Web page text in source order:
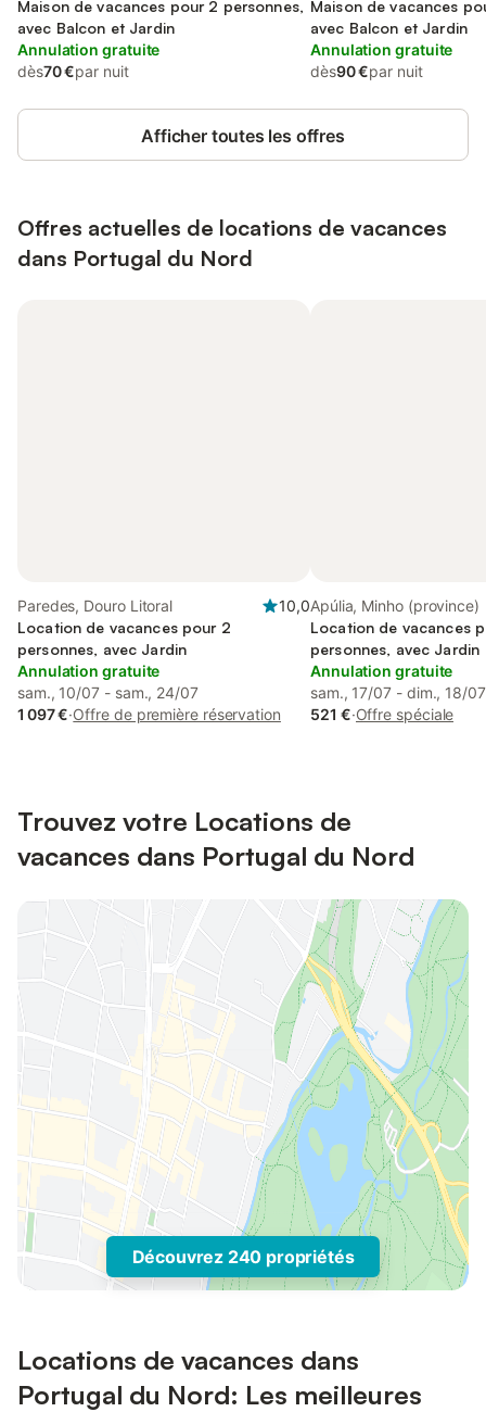
Biosphere Reserve, Gerês
Maison de vacances pour 2 personnes,
avec Balcon et Jardin
Annulation gratuite
dès70 €par nuit
(province)
Maison de vacances
avec Balcon et Jardin
Annulation gratuite
dès90 €par nuit
Afficher toutes les offres
Offres actuelles de locations de vacances
dans Portugal du Nord
Paredes, Douro Litoral
10,0
Location de vacances pour 2
personnes, avec Jardin
Annulation gratuite
sam., 10/07 - sam., 24/07
1 097 €·Offre de première réservation
Apúlia, Minho (province)
Location de vacances
personnes, avec Jardin
Annulation gratuite
sam., 17/07 - dim., 18/07
521 €·Offre spéciale
Trouvez votre Locations de
vacances dans Portugal du Nord
Découvrez 240 propriétés
Locations de vacances dans
Portugal du Nord: Les meilleures